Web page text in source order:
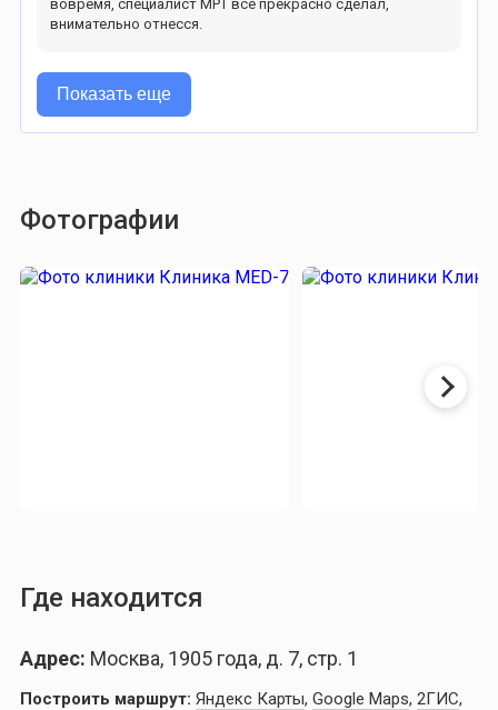
вовремя, специалист МРТ всё прекрасно сделал,
внимательно отнесся.
Показать еще
Фотографии
Где находится
Адрес: Москва, 1905 года, д. 7, стр. 1
Построить маршрут: Яндекс Карты, Google Maps, 2ГИС,